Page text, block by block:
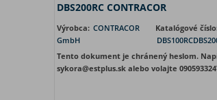
DBS200RC CONTRACOR
Výrobca: CONTRACOR
GmbH
Katalógové
Tento dokument je chránený heslom.
sykora@estplus.sk alebo volajte